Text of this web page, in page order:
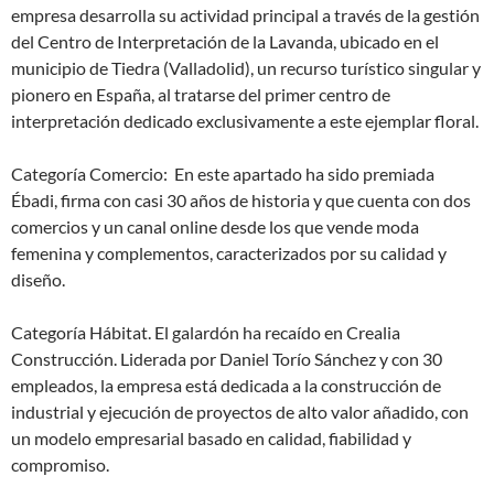
empresa desarrolla su actividad principal a través de la gestión
del Centro de Interpretación de la Lavanda, ubicado en el
municipio de Tiedra (Valladolid), un recurso turístico singular y
pionero en España, al tratarse del primer centro de
interpretación dedicado exclusivamente a este ejemplar floral.
Categoría Comercio: En este apartado ha sido premiada
Ébadi, firma con casi 30 años de historia y que cuenta con dos
comercios y un canal online desde los que vende moda
femenina y complementos, caracterizados por su calidad y
diseño.
Categoría Hábitat. El galardón ha recaído en Crealia
Construcción. Liderada por Daniel Torío Sánchez y con 30
empleados, la empresa está dedicada a la construcción de
industrial y ejecución de proyectos de alto valor añadido, con
un modelo empresarial basado en calidad, fiabilidad y
compromiso.